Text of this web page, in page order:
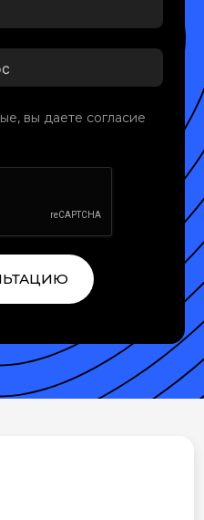
вы даете согласие